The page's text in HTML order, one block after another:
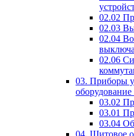
02.02
02.03
02.04
02.06
03. Приборы
03.02
03.01
03.04
04. Щитовое